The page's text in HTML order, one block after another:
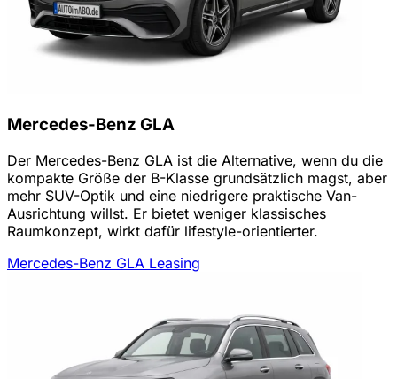
Mercedes-Benz GLA
Der Mercedes-Benz GLA ist die Alternative, wenn du die
kompakte Größe der B-Klasse grundsätzlich magst, aber
mehr SUV-Optik und eine niedrigere praktische Van-
Ausrichtung willst. Er bietet weniger klassisches
Raumkonzept, wirkt dafür lifestyle-orientierter.
Mercedes-Benz GLA Leasing